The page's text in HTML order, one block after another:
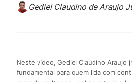
Gediel Claudino de Araujo
Neste vídeo, Gediel Claudino Araujo
fundamental para quem lida com